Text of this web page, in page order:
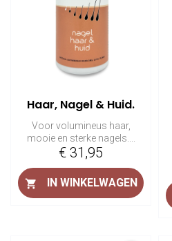
Haar, Nagel & Huid.
Voor volumineus haar,
mooie en sterke nagels....
Prijs
€ 31,95
 IN WINKELWAGEN